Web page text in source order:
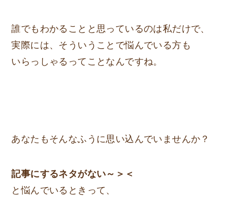
誰でもわかることと思っているのは私だけで、
実際には、そういうことで悩んでいる方も
いらっしゃるってことなんですね。
あなたもそんなふうに思い込んでいませんか？
記事にするネタがない～＞＜
と悩んでいるときって、